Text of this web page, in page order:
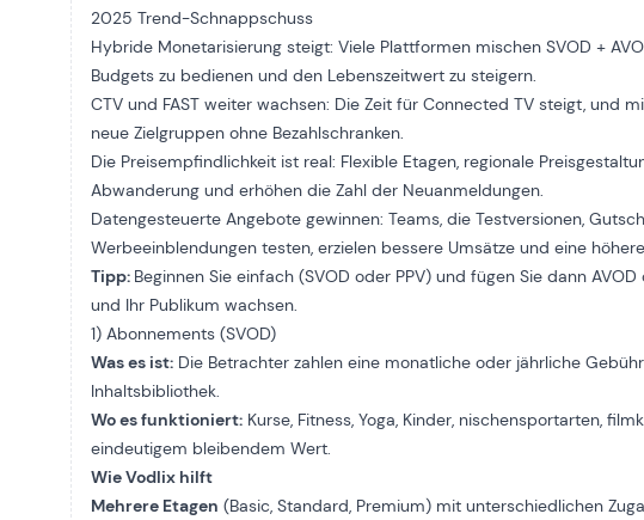
2025 Trend-Schnappschuss
Hybride Monetarisierung steigt: Viele Plattformen mischen SVOD +
Budgets zu bedienen und den Lebenszeitwert zu steigern.
CTVund FASTweiter wachsen: Die Zeit für Connected TV steigt, und
neue Zielgruppen ohne Bezahlschranken.
Die Preisempfindlichkeit ist real: Flexible Etagen, regionale
Abwanderung und erhöhen die Zahl der Neuanmeldungen.
Datengesteuerte Angebote gewinnen: Teams, die Testversionen,
Werbeeinblendungen testen, erzielen bessere Umsätze und eine
Tipp: Beginnen Sie einfach (SVOD oder PPV) und fügen Sie dann
und Ihr Publikum wachsen.
1) Abonnements (SVOD)
Was es ist: Die Betrachter zahlen eine monatliche oder jährliche
Inhaltsbibliothek.
Wo es funktioniert: Kurse, Fitness, Yoga, Kinder, nischensportarten,
eindeutigem bleibendem Wert.
Wie Vodlix hilft
Mehrere Etagen (Basic, Standard, Premium) mit unterschiedlichen